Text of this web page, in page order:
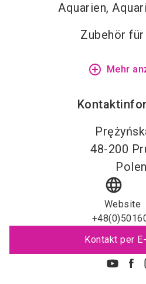
Aquarien,
Zubehör für
add_circle_outline Mehr
48-200
Polen
language
Website
Kontakt per